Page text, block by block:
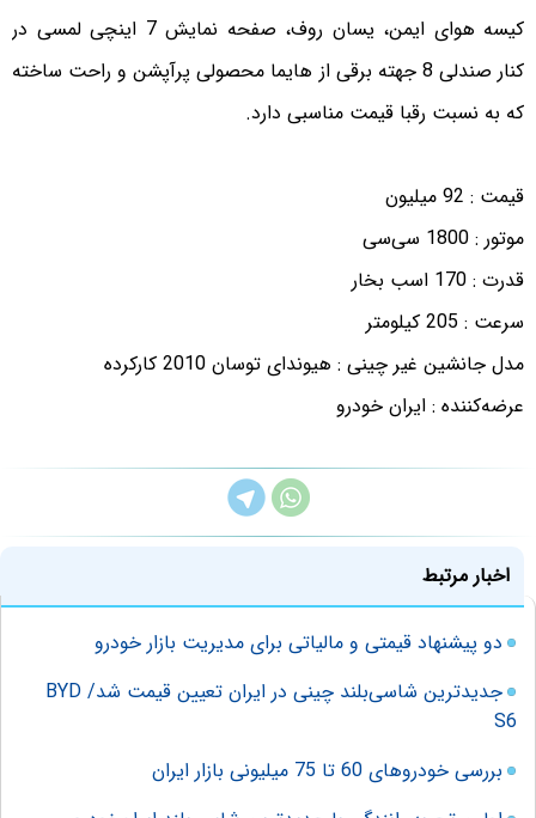
کیسه هوای ایمن، یسان روف، صفحه نمایش 7 اینچی لمسی در
کنار صندلی 8 جهته برقی از هایما محصولی پرآپشن و راحت ساخته
که به نسبت رقبا قیمت مناسبی دارد.
قیمت : 92 میلیون
موتور : 1800 سی‌سی
قدرت : 170 اسب بخار
سرعت : 205 کیلومتر
مدل جانشین غیر چینی : هیوندای توسان 2010 کارکرده
عرضه‌کننده : ایران خودرو
اخبار مرتبط
دو پیشنهاد قیمتی و مالیاتی برای مدیریت بازار خودرو
جدیدترین شاسی‌بلند چینی در ایران تعیین قیمت شد/ BYD
S6
بررسی خودروهای 60 تا 75 میلیونی بازار ایران